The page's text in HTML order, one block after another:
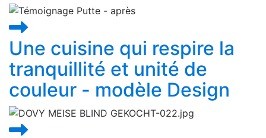
Une cuisine qui respire la
tranquillité et unité de
couleur - modèle Design